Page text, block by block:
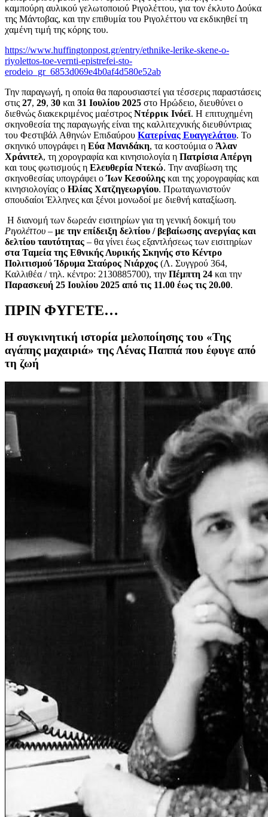
καμπούρη αυλικού γελωτοποιού Ριγολέττου, για τον έκλυτο Δούκα
της Μάντοβας, και την επιθυμία του Ριγολέττου να εκδικηθεί τη
χαμένη τιμή της κόρης του.
https://www.huffingtonpost.gr/entry/ethnike-lerike-skene-o-
riyolettos-toe-vernti-epistrefei-sto-
erodeio_gr_6853d069e4b0af4d580e52ab
Την παραγωγή, η οποία θα παρουσιαστεί για τέσσερις παραστάσεις
στις 27, 29, 30 και 31 Ιουλίου 2025 στο Ηρώδειο, διευθύνει ο
διεθνώς διακεκριμένος μαέστρος Ντέρρικ Ινόεϊ. Η επιτυχημένη
σκηνοθεσία της παραγωγής είναι της καλλιτεχνικής διευθύντριας
του Φεστιβάλ Αθηνών Επιδαύρου Κατερίνας Ευαγγελάτου. Το
σκηνικό υπογράφει η Εύα Μανιδάκη, τα κοστούμια ο Άλαν
Χράνιτελ, τη χορογραφία και κινησιολογία η Πατρίσια Απέργη
και τους φωτισμούς η Ελευθερία Ντεκώ. Την αναβίωση της
σκηνοθεσίας υπογράφει οΊων Κεσούλης και της χορογραφίας και
κινησιολογίας ο Ηλίας Χατζηγεωργίου. Πρωταγωνιστούν
σπουδαίοι Έλληνες και ξένοι μονωδοί με διεθνή καταξίωση.
Η διανομή των δωρεάν εισιτηρίων για τη γενική δοκιμή του
Ριγολέττου – με την επίδειξη δελτίου / βεβαίωσης ανεργίας και
δελτίου ταυτότητας – θα γίνει έως εξαντλήσεως των εισιτηρίων
στα Ταμεία της Εθνικής Λυρικής Σκηνής στο Κέντρο
Πολιτισμού Ίδρυμα Σταύρος Νιάρχος (Λ. Συγγρού 364,
Καλλιθέα / τηλ. κέντρο: 2130885700), την Πέμπτη 24 και την
Παρασκευή 25 Ιουλίου 2025 από τις 11.00 έως τις 20.00.
ΠΡΙΝ ΦΥΓΕΤΕ…
Η συγκινητική ιστορία μελοποίησης του «Της
αγάπης μαχαιριά» της Λένας Παππά που έφυγε από
τη ζωή